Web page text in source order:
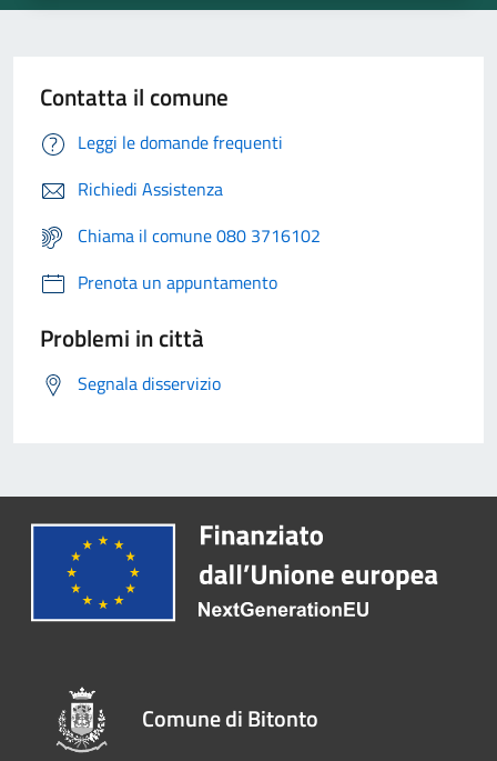
Contatta il comune
Leggi le domande frequenti
Richiedi Assistenza
Chiama il comune 080 3716102
Prenota un appuntamento
Problemi in città
Segnala disservizio
Comune di Bitonto